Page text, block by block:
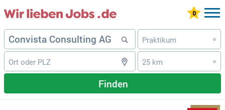
Praktikum »
25 km »
Finden